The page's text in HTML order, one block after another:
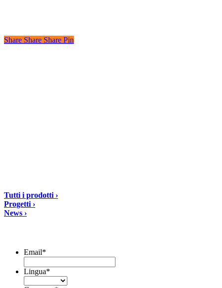
Share
Share Share Share Pin
Tutti i prodotti ›
Progetti ›
News ›
Email*
Lingua*